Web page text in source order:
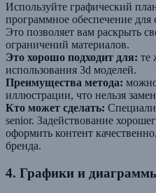
Используйте графический
программное обеспечение
Это позволяет вам раскрыть
ограничений материалов.
Это хорошо подходит для: те
использования 3d моделей.
Преимущества метода:
иллюстрации, что нельзя
Кто может сделать:
senior. Задействование
оформить контент
бренда.
4. Графики и